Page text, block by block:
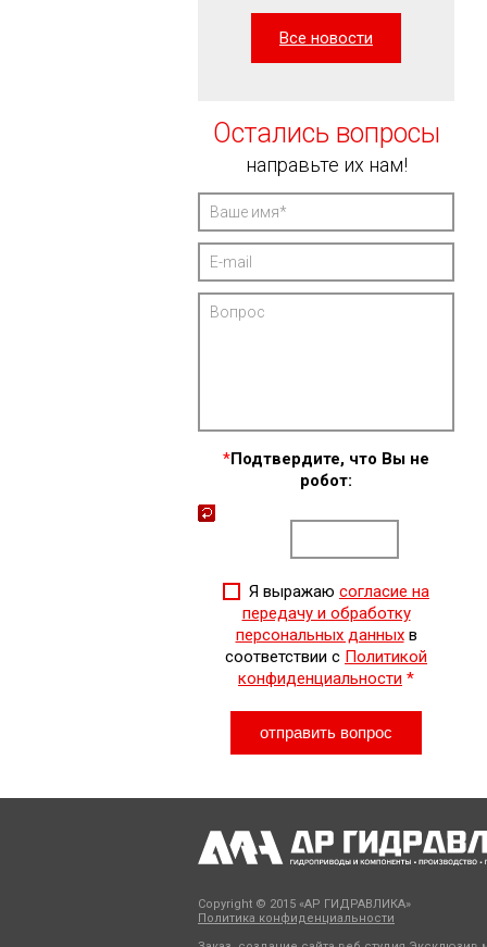
Все новости
Остались вопросы
направьте их нам!
*Подтвердите, что Вы не
робот:
Я выражаю согласие на
передачу и обработку
персональных данныхв
соответствии с Политикой
конфиденциальности *
Copyright © 2015 «АР ГИДРАВЛИКА»
Политика конфиденциальности